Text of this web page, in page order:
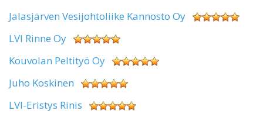
Jalasjärven Vesijohtoliike Kannosto Oy
LVI Rinne Oy
Kouvolan Peltityö Oy
Juho Koskinen
LVI-Eristys Rinis